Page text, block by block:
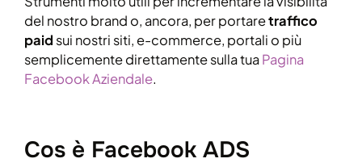
del nostro brand o, ancora, per portaretraffico
paid sui nostri siti, e-commerce, portali o più
semplicemente direttamente sulla tuaPagina
Facebook Aziendale.
Cos è Facebook ADS